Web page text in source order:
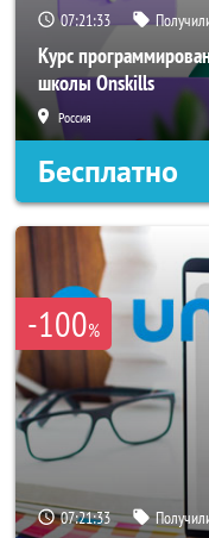
07:21:32
Курс
школы Onskills
Россия
Бесплатно
-100%
07:21:32